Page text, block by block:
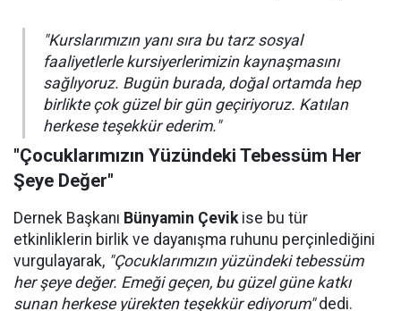
"Kurslarımızın yanı sıra bu tarz sosyal
faaliyetlerle kursiyerlerimizin kaynaşmasını
sağlıyoruz. Bugün burada, doğal ortamda hep
birlikte çok güzel bir gün geçiriyoruz. Katılan
herkese teşekkür ederim."
"Çocuklarımızın Yüzündeki Tebessüm Her
Şeye Değer"
Dernek Başkanı Bünyamin Çevikise bu tür
etkinliklerin birlik ve dayanışma ruhunu perçinlediğini
vurgulayarak, "Çocuklarımızın yüzündeki tebessüm
her şeye değer. Emeği geçen, bu güzel güne katkı
sunan herkese yürekten teşekkür ediyorum"dedi.